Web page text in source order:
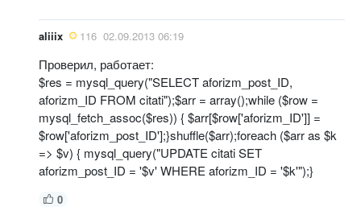
aliiix 116 02.09.2013 06:19
Проверил, работает:
$res = mysql_query("SELECT aforizm_post_ID,
aforizm_ID FROM citati");$arr = array();while ($row =
mysql_fetch_assoc($res)) { $arr[$row['aforizm_ID']] =
$row['aforizm_post_ID'];}shuffle($arr);foreach ($arr as $k
=> $v) { mysql_query("UPDATE citati SET
aforizm_post_ID = '$v' WHERE aforizm_ID = '$k'");}
0